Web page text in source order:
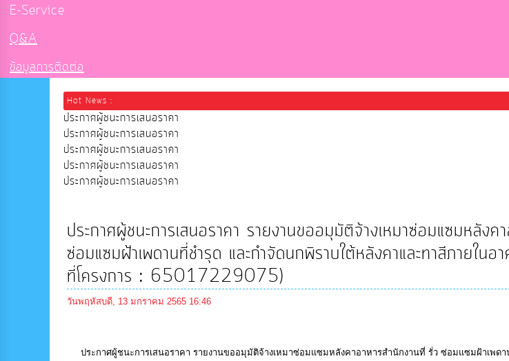
E-Service
Q&A
ข้อมูลการติดต่อ
Hot News :
ประกาศผู้ชนะการเสนอราคา
ประกาศผู้ชนะการเสนอราคา
ประกาศผู้ชนะการเสนอราคา
ประกาศผู้ชนะการเสนอราคา
ประกาศผู้ชนะการเสนอราคา
ประกาศผู้ชนะการเสนอราคา รายงานขออมุมัติจ้างเหมาซ่อมแซมหลังค
ซ่อมแซมฝ้าเพดานที่ชำรุด และกำจัดนกพิราบใต้หลังคาและทาสีภายในอ
ที่โครงการ : 65017229075)
วันพฤหัสบดี, 13 มกราคม 2565 16:46
ประกาศผู้ชนะการเสนอราคา รายงานขออมุมัติจ้างเหมาซ่อมแซมหลังคาอาหารสำนักงานที่ รั่ว ซ่อมแซมฝ้าเพด